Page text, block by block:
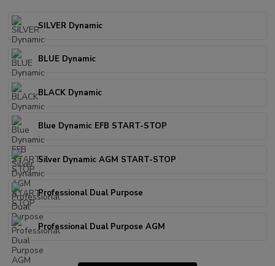
SILVER Dynamic
BLUE Dynamic
BLACK Dynamic
Blue Dynamic EFB START-STOP
Silver Dynamic AGM START-STOP
Professional Dual Purpose
Professional Dual Purpose AGM